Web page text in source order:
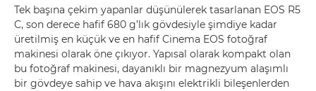
Tek başına çekim yapanlar düşünülerek tasarlanan EOS R5
C, son derece hafif 680 g’lık gövdesiyle şimdiye kadar
üretilmiş en küçük ve en hafif Cinema EOS fotoğraf
makinesi olarak öne çıkıyor. Yapısal olarak kompakt olan
bu fotoğraf makinesi, dayanıklı bir magnezyum alaşımlı
bir gövdeye sahip ve hava akışını elektrikli bileşenlerden